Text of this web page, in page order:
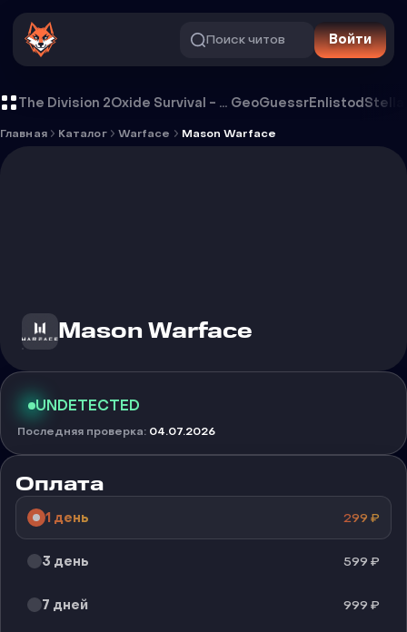
Поиск читов Войти
The Division 2 Oxide Survival - Rust Mobile GeoGuessrEnlistodStella
Главная Каталог Warface Mason Warface
Mason Warface
UNDETECTED
Последняя проверка: 04.07.2026
Оплата
1 день 299 ₽
3 день 599 ₽
7 дней 999 ₽